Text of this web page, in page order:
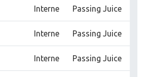
Interne Passing Juice
Interne Passing Juice
Interne Passing Juice